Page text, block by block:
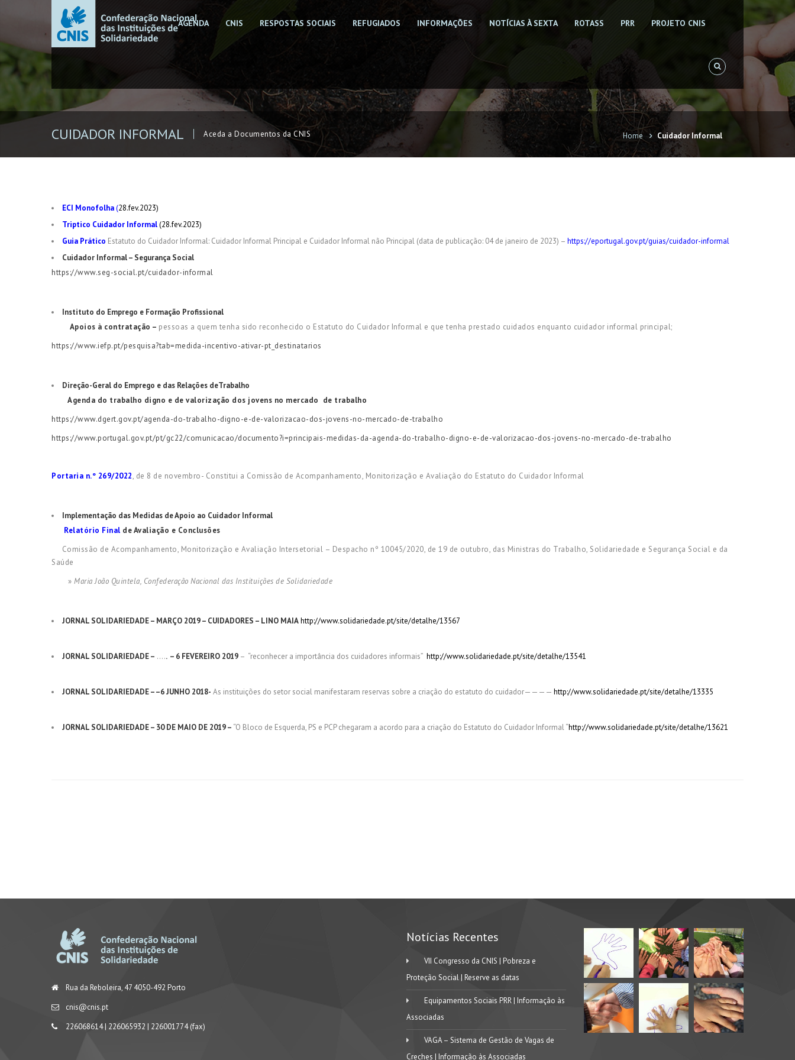
AGENDA CNIS RESPOSTAS SOCIAIS REFUGIADOS INFORMAÇÕES NOTÍCIAS À SEXTA ROTASS PRR PROJETO CNIS
CUIDADOR INFORMAL Aceda a Documentos da CNIS Home Cuidador Informal
ECI Monofolha(28.fev.2023)
Triptico Cuidador Informal(28.fev.2023)
Guia Prático Estatuto do Cuidador Informal: Cuidador Informal Principal e Cuidador Informal não Principal (data de publicação: 04 de janeiro de 2023) – https://eportugal.gov.pt/guias/cuidador-informal
Cuidador Informal – Segurança Social
https://www.seg-social.pt/cuidador-informal
Instituto do Emprego e Formação Profissional
Apoios à contratação – pessoas a quem tenha sido reconhecido o Estatuto do Cuidador Informal e que tenha prestado cuidados enquanto cuidador informal principal;
https://www.iefp.pt/pesquisa?tab=medida-incentivo-ativar-pt_destinatarios
Direção-Geral do Emprego e das Relações deTrabalho
Agenda do trabalho digno e de valorização dos jovens no mercado de trabalho
https://www.dgert.gov.pt/agenda-do-trabalho-digno-e-de-valorizacao-dos-jovens-no-mercado-de-trabalho
https://www.portugal.gov.pt/pt/gc22/comunicacao/documento?i=principais-medidas-da-agenda-do-trabalho-digno-e-de-valorizacao-dos-jovens-no-mercado-de-trabalho
Portaria n.º 269/2022, de 8 de novembro- Constitui a Comissão de Acompanhamento, Monitorização e Avaliação do Estatuto do Cuidador Informal
Implementação das Medidas de Apoio ao Cuidador Informal
Relatório Final de Avaliação e Conclusões
Comissão de Acompanhamento, Monitorização e Avaliação Intersetorial – Despacho nº 10045/2020, de 19 de outubro, das Ministras do Trabalho, Solidariedade e Segurança Social e da
Saúde
» Maria João Quintela, Confederação Nacional das Instituições de Solidariedade
JORNAL SOLIDARIEDADE – MARÇO 2019 – CUIDADORES – LINO MAIAhttp://www.solidariedade.pt/site/detalhe/13567
JORNAL SOLIDARIEDADE – ….. – 6 FEVEREIRO 2019 – “reconhecer a importância dos cuidadores informais” http://www.solidariedade.pt/site/detalhe/13541
JORNAL SOLIDARIEDADE – –6 JUNHO 2018- As instituições do setor social manifestaram reservas sobre a criação do estatuto do cuidador———— http://www.solidariedade.pt/site/detalhe/13335
JORNAL SOLIDARIEDADE – 30 DE MAIO DE 2019 – “O Bloco de Esquerda, PS e PCP chegaram a acordo para a criação do Estatuto do Cuidador Informal “http://www.solidariedade.pt/site/detalhe/13621
Rua da Reboleira, 47 4050-492 Porto
cnis@cnis.pt
226068614 | 226065932 | 226001774 (fax)
Notícias Recentes
VII Congresso da CNIS | Pobreza e
Proteção Social | Reserve as datas
Equipamentos Sociais PRR | Informação às
Associadas
VAGA – Sistema de Gestão de Vagas de
Creches | Informação às Associadas